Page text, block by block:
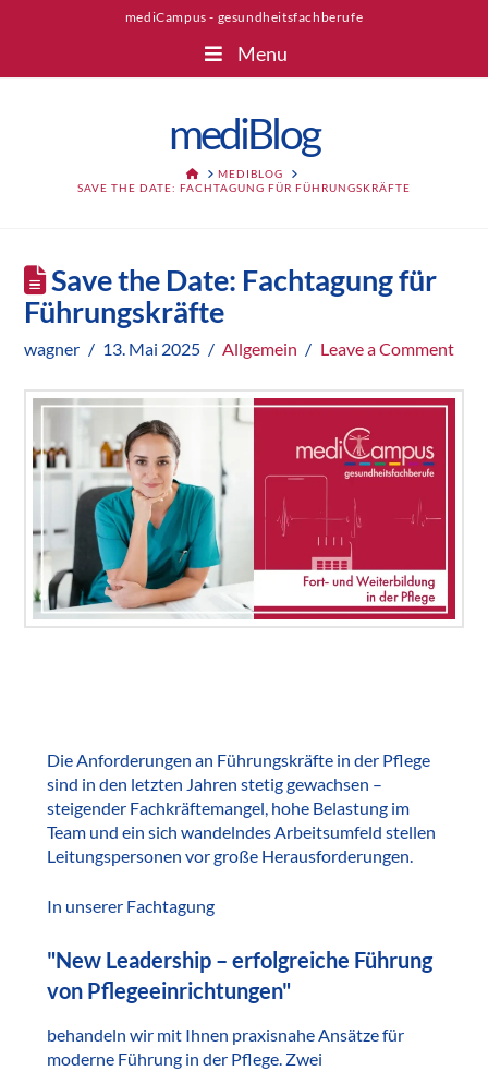
mediCampus - gesundheitsfachberufe
Menu
mediBlog
HOMEMEDIBLOG
SAVE THE DATE: FACHTAGUNG FÜR FÜHRUNGSKRÄFTE
Save the Date: Fachtagung für
Führungskräfte
wagner 13. Mai 2025 Allgemein Leave a Comment
Die Anforderungen an Führungskräfte in der Pflege
sind in den letzten Jahren stetig gewachsen –
steigender Fachkräftemangel, hohe Belastung im
Team und ein sich wandelndes Arbeitsumfeld stellen
Leitungspersonen vor große Herausforderungen.
In unserer Fachtagung
"New Leadership – erfolgreiche Führung
von Pflegeeinrichtungen"
behandeln wir mit Ihnen praxisnahe Ansätze für
moderne Führung in der Pflege. Zwei